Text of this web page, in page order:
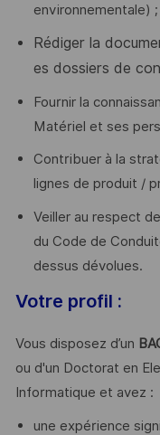
environnementale) ;
Rédiger la
es dossiers de
Fournir la
Matériel et ses
Contribuer à la
lignes de produit /
Veiller au respect
du Code de
dessus dévolues.
Votre profil :
Vous disposez d’un
ou d'un Doctorat en
Informatique et avez :
une expérience